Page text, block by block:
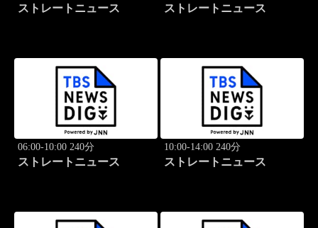
ストレートニュース ストレートニュース
06:00-10:00 240分
ストレートニュース
10:00-14:00 240分
ストレートニュース